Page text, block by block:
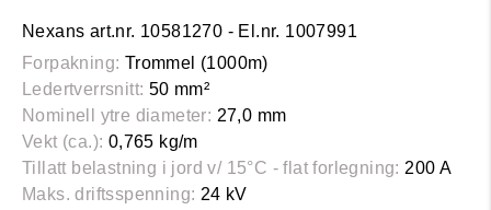
Nexans art.nr. 10581270 - El.nr. 1007991
Forpakning: Trommel (1000m)
Ledertverrsnitt: 50 mm²
Nominell ytre diameter: 27,0 mm
Vekt (ca.): 0,765 kg/m
Tillatt belastning i jord v/ 15°C - flat forlegning: 200 A
Maks. driftsspenning: 24 kV